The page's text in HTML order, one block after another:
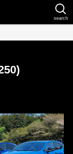
search